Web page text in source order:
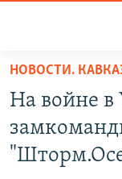
доступа
основному
АВТОРСКИЕ
НОВОСТИ.
На войне в